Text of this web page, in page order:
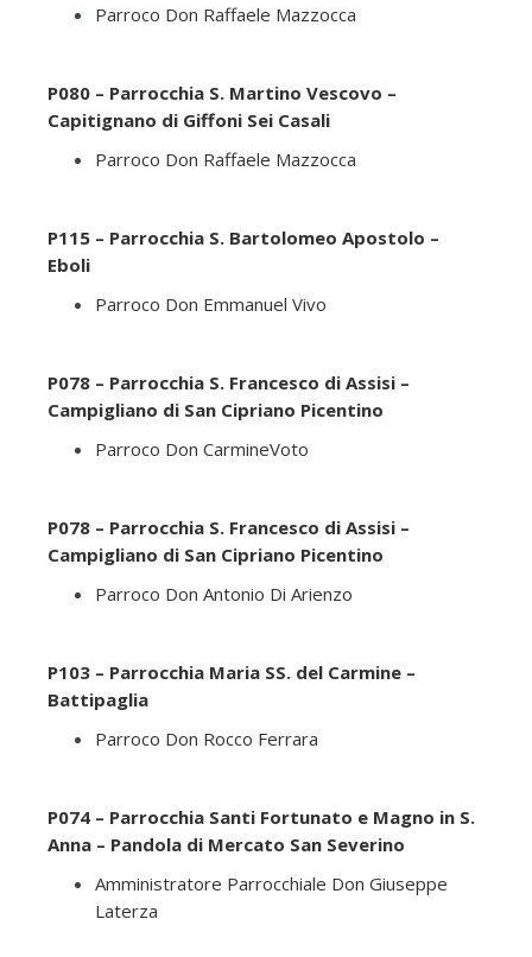
Parroco Don Raffaele Mazzocca
P080 – Parrocchia S. Martino Vescovo –
Capitignano di Giffoni Sei Casali
Parroco Don Raffaele Mazzocca
P115 – Parrocchia S. Bartolomeo Apostolo –
Eboli
Parroco Don Emmanuel Vivo
P078 – Parrocchia S. Francesco di Assisi –
Campigliano di San Cipriano Picentino
Parroco Don CarmineVoto
P078 – Parrocchia S. Francesco di Assisi –
Campigliano di San Cipriano Picentino
Parroco Don Antonio Di Arienzo
P103 – Parrocchia Maria SS. del Carmine –
Battipaglia
Parroco Don Rocco Ferrara
P074 – Parrocchia Santi Fortunato e Magno in S.
Anna – Pandola di Mercato San Severino
Amministratore Parrocchiale Don Giuseppe
Laterza